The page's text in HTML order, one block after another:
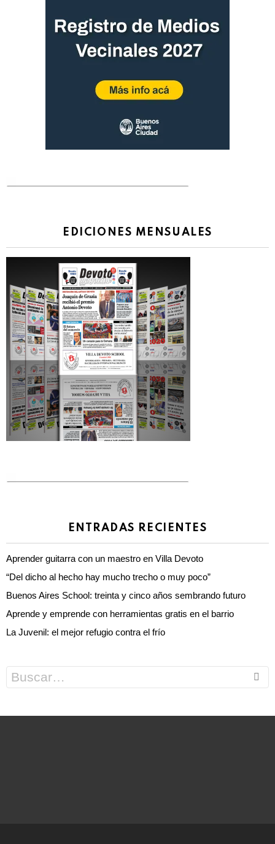
EDICIONES MENSUALES
ENTRADAS RECIENTES
Aprender guitarra con un maestro en Villa Devoto
“Del dicho al hecho hay mucho trecho o muy poco”
Buenos Aires School: treinta y cinco años sembrando futuro
Aprende y emprende con herramientas gratis en el barrio
La Juvenil: el mejor refugio contra el frío
for: